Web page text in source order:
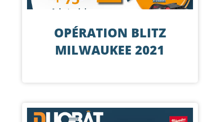
OPÉRATION BLITZ
MILWAUKEE 2021